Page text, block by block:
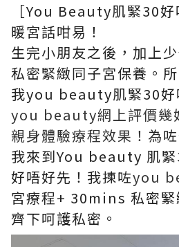
［You Beauty肌緊30好
暖宮話咁易！
生完小朋友之後，加上
私密緊緻同子宮保養。
我you beauty肌緊30好
you beauty網上評價幾
親身體驗療程效果！ 為
我來到You beauty 肌
好唔好先！我揀咗you
宮療程+ 30mins 私密
齊下呵護私密。